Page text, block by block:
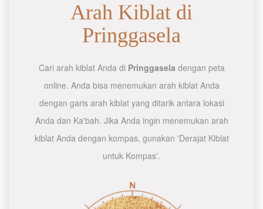
Arah Kiblat di
Pringgasela
Cari arah kiblat Anda di Pringgasela dengan peta
online. Anda bisa menemukan arah kiblat Anda
dengan garis arah kiblat yang ditarik antara lokasi
Anda dan Ka'bah. Jika Anda ingin menemukan arah
kiblat Anda dengan kompas, gunakan 'Derajat Kiblat
untuk Kompas'.